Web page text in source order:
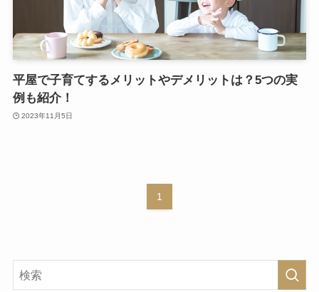
平屋で子育てするメリットやデメリットは？5つの実
例も紹介！
2023年11月5日
1